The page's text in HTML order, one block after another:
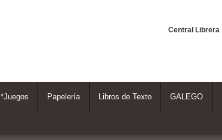
Central Librera
*Juegos Papelería Libros de Texto GALEGO